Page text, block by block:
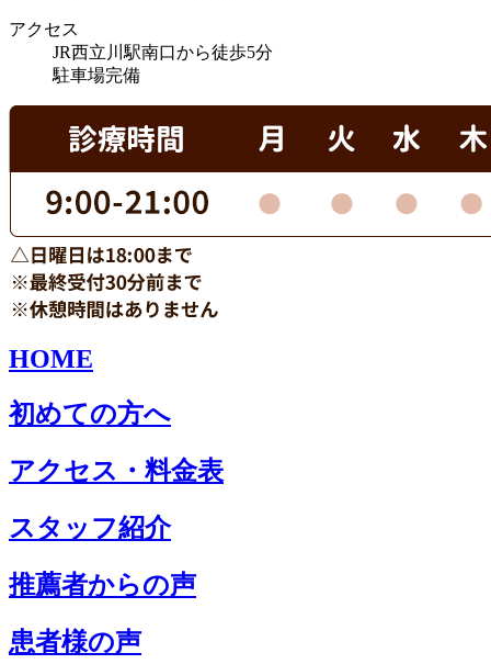
アクセス
JR西立川駅南口から徒歩5分
駐車場完備
HOME
初めての方へ
アクセス・料金表
スタッフ紹介
推薦者からの声
患者様の声